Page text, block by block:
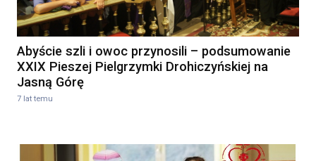
Abyście szli i owoc przynosili – podsumowanie
XXIX Pieszej Pielgrzymki Drohiczyńskiej na
Jasną Górę
7 lat temu